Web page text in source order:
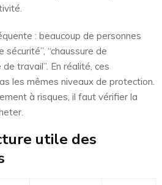
: beaucoup de personnes
sécurité”, “chaussure de
travail”. En réalité, ces
les mêmes niveaux de protection.
à risques, il faut vérifier la
utile des